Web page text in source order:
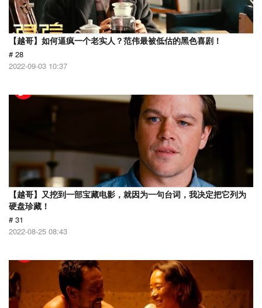
【越哥】如何逼疯一个老实人？范伟最被低估的黑色喜剧！
# 28
2022-09-03 10:37
【越哥】又挖到一部宝藏电影，就因为一句台词，我决定把它列为
硬盘珍藏！
# 31
2022-08-25 08:43